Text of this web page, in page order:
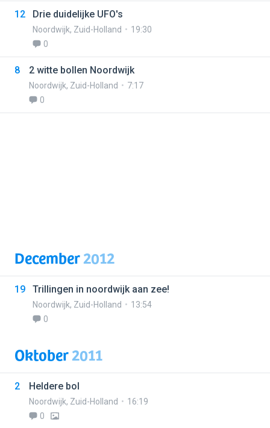
12 Drie duidelijke UFO's
Noordwijk, Zuid-Holland
19:30
0
8 2 witte bollen Noordwijk
Noordwijk, Zuid-Holland
7:17
0
December2012
19 Trillingen in noordwijk aan zee!
Noordwijk, Zuid-Holland
13:54
0
Oktober2011
2 Heldere bol
Noordwijk, Zuid-Holland
16:19
0